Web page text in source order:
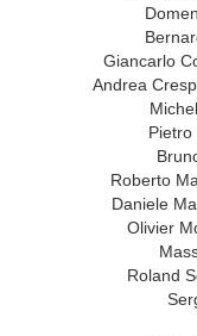
Giancarlo
Andrea
Pietro
Roberto
Daniele
Olivier
Roland